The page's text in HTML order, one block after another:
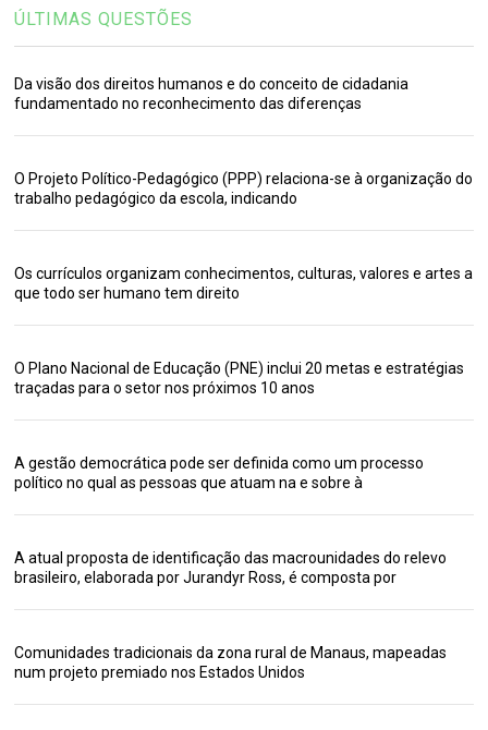
ÚLTIMAS QUESTÕES
Da visão dos direitos humanos e do conceito de cidadania
fundamentado no reconhecimento das diferenças
O Projeto Político-Pedagógico (PPP) relaciona-se à organização do
trabalho pedagógico da escola, indicando
Os currículos organizam conhecimentos, culturas, valores e artes a
que todo ser humano tem direito
O Plano Nacional de Educação (PNE) inclui 20 metas e estratégias
traçadas para o setor nos próximos 10 anos
A gestão democrática pode ser definida como um processo
político no qual as pessoas que atuam na e sobre à
A atual proposta de identificação das macrounidades do relevo
brasileiro, elaborada por Jurandyr Ross, é composta por
Comunidades tradicionais da zona rural de Manaus, mapeadas
num projeto premiado nos Estados Unidos